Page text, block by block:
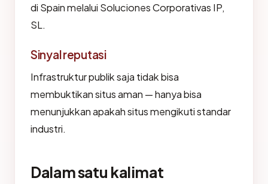
di Spain melalui Soluciones Corporativas IP,
SL.
Sinyal reputasi
Infrastruktur publik saja tidak bisa
membuktikan situs aman — hanya bisa
menunjukkan apakah situs mengikuti standar
industri.
Dalam satu kalimat